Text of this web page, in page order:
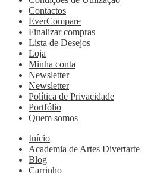
Contactos
EverCompare
Finalizar compras
Lista de Desejos
Loja
Minha conta
Newsletter
Newsletter
Política de Privacidade
Portfólio
Quem somos
Início
Academia de Artes Divertarte
Blog
Carrinho